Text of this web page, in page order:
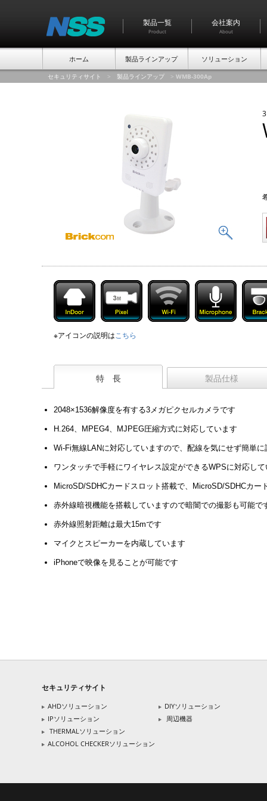
製品一覧
Product
会社案内
About
ホーム 製品ラインアップ ソリューション
セキュリティサイト > 製品ラインアップ > WMB-300Ap
※アイコンの説明はこちら
特 長 製品仕様
2048×1536解像度を有する3メガピクセルカメラです
H.264、MPEG4、MJPEG圧縮方式に対応しています
Wi-Fi無線LANに対応していますので、配線を気にせず簡単
ワンタッチで手軽にワイヤレス設定ができるWPSに対応し
MicroSD/SDHCカードスロット搭載で、MicroSD/SDHCカ
赤外線暗視機能を搭載していますので暗闇での撮影も可能で
赤外線照射距離は最大15mです
マイクとスピーカーを内蔵しています
iPhoneで映像を見ることが可能です
セキュリティサイト
AHDソリューション
IPソリューション
THERMALソリューション
ALCOHOL CHECKERソリューション
DIYソリューション
周辺機器